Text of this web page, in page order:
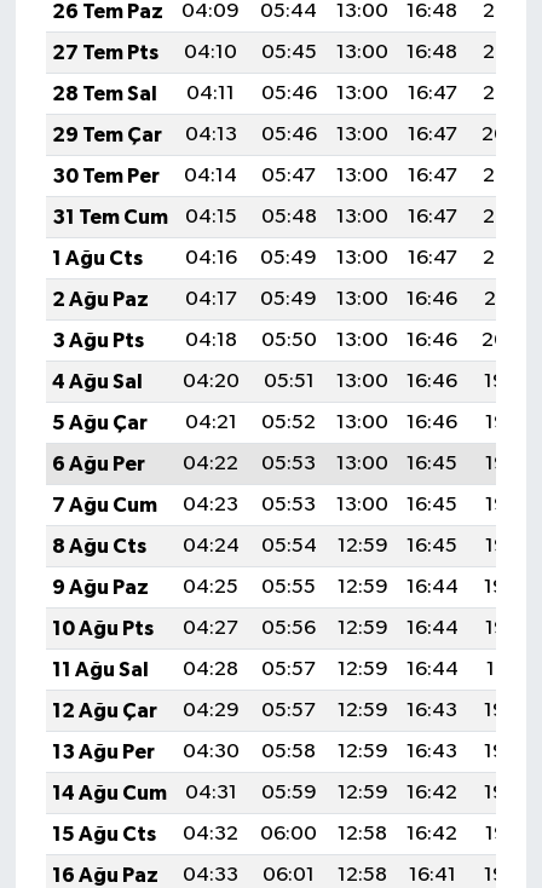
26 Tem Paz
04:09 05:44 13:00 16:48
20:07
27 Tem Pts
04:10 05:45 13:00 16:48
20:06
28 Tem Sal
04:11 05:46 13:00 16:47
20:05
29 Tem Çar
04:13 05:46 13:00 16:47
20:04
30 Tem Per
04:14 05:47 13:00 16:47
20:03
31 Tem Cum
04:15 05:48 13:00 16:47
20:02
1 Ağu Cts
04:16 05:49 13:00 16:47
20:02
2 Ağu Paz
04:17 05:49 13:00 16:46
20:01
3 Ağu Pts
04:18 05:50 13:00 16:46
20:00
4 Ağu Sal
04:20 05:51 13:00 16:46
19:59
5 Ağu Çar
04:21 05:52 13:00 16:46
19:58
6 Ağu Per
04:22 05:53 13:00 16:45
19:57
7 Ağu Cum
04:23 05:53 13:00 16:45
19:56
8 Ağu Cts
04:24 05:54 12:59 16:45
19:55
9 Ağu Paz
04:25 05:55 12:59 16:44
19:54
10 Ağu Pts
04:27 05:56 12:59 16:44
19:53
11 Ağu Sal
04:28 05:57 12:59 16:44
19:51
12 Ağu Çar
04:29 05:57 12:59 16:43
19:50
13 Ağu Per
04:30 05:58 12:59 16:43
19:49
14 Ağu Cum
04:31 05:59 12:59 16:42
19:48
15 Ağu Cts
04:32 06:00 12:58 16:42
19:47
16 Ağu Paz
04:33 06:01 12:58 16:41
19:46